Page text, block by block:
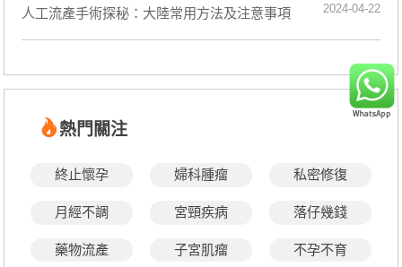
​人工流產手術探秘：大陸常用方法及注意事項 2024-04-22
熱門關注
終止懷孕 婦科腫瘤 私密修復
月經不調 宮頸疾病 落仔幾錢
藥物流產 子宮肌瘤 不孕不育